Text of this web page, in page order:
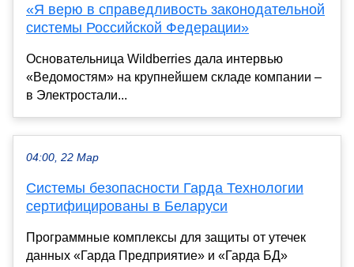
«Я верю в справедливость законодательной
системы Российской Федерации»
Основательница Wildberries дала интервью
«Ведомостям» на крупнейшем складе компании –
в Электростали...
04:00, 22 Мар
Системы безопасности Гарда Технологии
сертифицированы в Беларуси
Программные комплексы для защиты от утечек
данных «Гарда Предприятие» и «Гарда БД»